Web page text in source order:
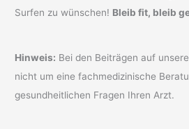
Surfen zu wünschen! Bleib fit, bleib
Hinweis: Bei den Beiträgen auf
nicht um eine fachmedizinische
gesundheitlichen Fragen Ihren Arzt.